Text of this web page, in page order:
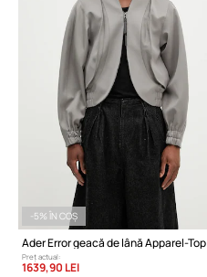
-5% ÎN COȘ
Ader Error geacă de lână Apparel-Top
Preț actual:
1639,90 LEI